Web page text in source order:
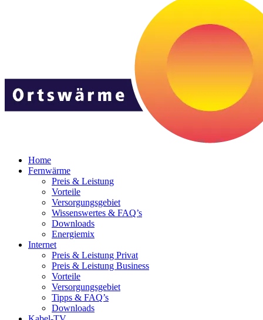
Home
Fernwärme
Preis & Leistung
Vorteile
Versorgungsgebiet
Wissenswertes & FAQ’s
Downloads
Energiemix
Internet
Preis & Leistung Privat
Preis & Leistung Business
Vorteile
Versorgungsgebiet
Tipps & FAQ’s
Downloads